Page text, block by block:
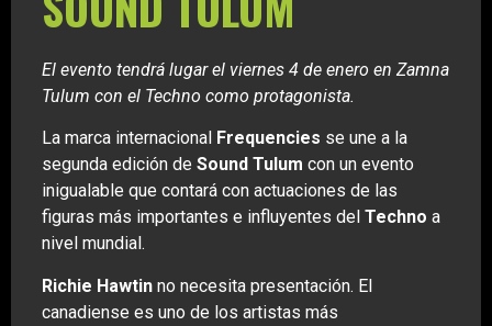
El evento tendrá lugar el viernes 4 de enero en Zamna
Tulum con el Techno como protagonista.
La marca internacional Frequencies se une a la
segunda edición de Sound Tulum con un evento
inigualable que contará con actuaciones de las
figuras más importantes e influyentes del Techno a
nivel mundial.
Richie Hawtin no necesita presentación. El
canadiense es uno de los artistas más